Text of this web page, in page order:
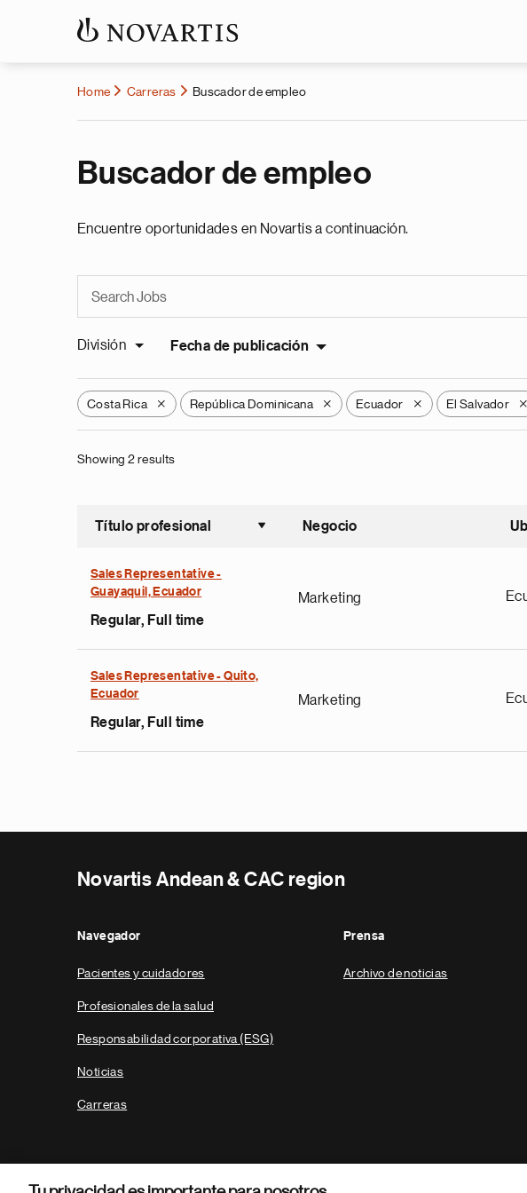
Home Carreras Buscador de empleo
Buscador de empleo
Encuentre oportunidades en Novartis a continuación.
División Fecha de publicación
Costa Rica X República Dominicana X Ecuador X El Salvador X
Showing 2 results
Título profesional
Ordenar ascendente
Negocio
Sales Representative -
Guayaquil, Ecuador
Regular, Full time
Marketing
Sales Representative - Quito,
Ecuador
Regular, Full time
Marketing
Novartis Andean & CAC region
Navegador
Pacientes y cuidadores
Profesionales de la salud
Responsabilidad corporativa (ESG)
Noticias
Carreras
Prensa
Archivo de noticias